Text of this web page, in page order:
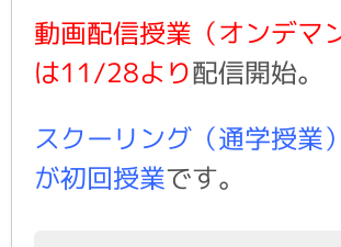
動画配信授業（オンデマ
は11/28より配信開始。
スクーリング（通学授
が初回授業です。